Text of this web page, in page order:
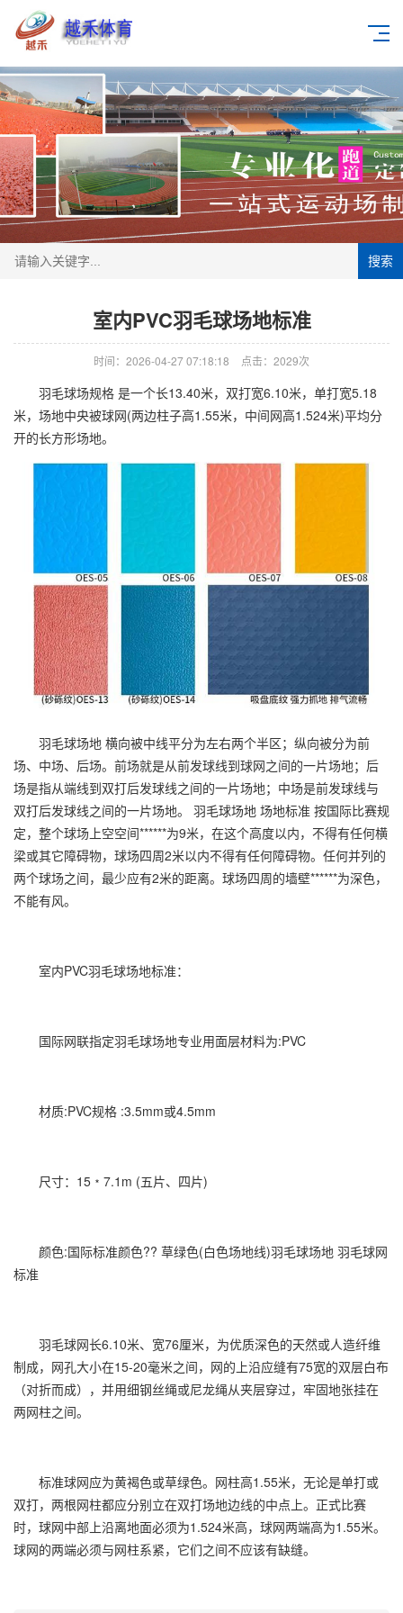
搜索
室内PVC羽毛球场地标准
时间：2026-04-27 07:18:18 点击：2029次
羽毛球场规格 是一个长13.40米，双打宽6.10米，单打宽5.18
米，场地中央被球网(两边柱子高1.55米，中间网高1.524米)平均分
开的长方形场地。
羽毛球场地 横向被中线平分为左右两个半区；纵向被分为前
场、中场、后场。前场就是从前发球线到球网之间的一片场地；后
场是指从端线到双打后发球线之间的一片场地；中场是前发球线与
双打后发球线之间的一片场地。 羽毛球场地 场地标准 按国际比赛规
定，整个球场上空空间******为9米，在这个高度以内，不得有任何横
梁或其它障碍物，球场四周2米以内不得有任何障碍物。任何并列的
两个球场之间，最少应有2米的距离。球场四周的墙壁******为深色，
不能有风。
室内PVC羽毛球场地标准：
国际网联指定羽毛球场地专业用面层材料为:PVC
材质:PVC规格 :3.5mm或4.5mm
尺寸：15﹡7.1m (五片、四片)
颜色:国际标准颜色?? 草绿色(白色场地线)羽毛球场地 羽毛球网
标准
羽毛球网长6.10米、宽76厘米，为优质深色的天然或人造纤维
制成，网孔大小在15-20毫米之间，网的上沿应缝有75宽的双层白布
（对折而成），并用细钢丝绳或尼龙绳从夹层穿过，牢固地张挂在
两网柱之间。
标准球网应为黄褐色或草绿色。网柱高1.55米，无论是单打或
双打，两根网柱都应分别立在双打场地边线的中点上。正式比赛
时，球网中部上沿离地面必须为1.524米高，球网两端高为1.55米。
球网的两端必须与网柱系紧，它们之间不应该有缺缝。